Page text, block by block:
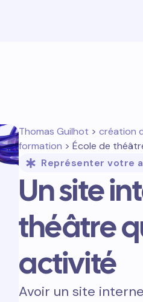
Thomas Guilhot > création
formation > École de
Représenter votre
Un site
théâtre
activité
Avoir un site